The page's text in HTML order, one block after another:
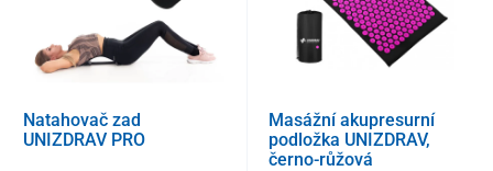
Natahovač zad
UNIZDRAV PRO
Masážní akupresurní
podložka UNIZDRAV,
černo-růžová